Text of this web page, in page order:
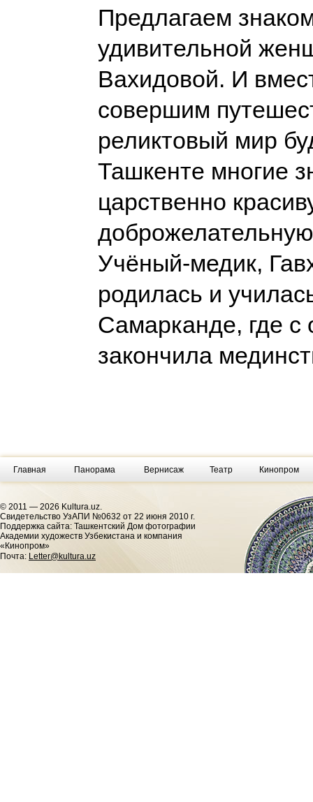
Предлагаем
удивительной
Вахидовой. И
совершим
реликтовый мир
Ташкенте многие
царственно
Учёный-медик,
родилась и
Самарканде, где с
закончила
Главная Панорама Вернисаж Театр Кинопром
© 2011 — 2026 Kultura.uz.
Cвидетельство УзАПИ №0632 от 22 июня 2010 г.
Поддержка сайта: Ташкентский Дом фотографии
Академии художеств Узбекистана и компания
«Кинопром»
Почта: Letter@kultura.uz